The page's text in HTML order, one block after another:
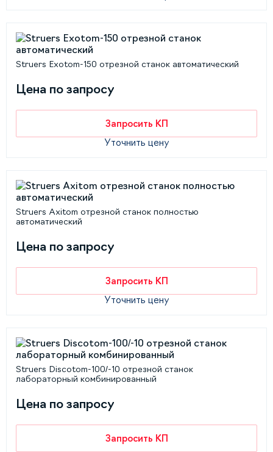
Struers Exotom-150 отрезной станок автоматический
Цена по запросу
Запросить КП
Уточнить цену
Struers Axitom отрезной станок полностью
автоматический
Цена по запросу
Запросить КП
Уточнить цену
Struers Discotom-100/-10 отрезной станок
лабораторный комбинированный
Цена по запросу
Запросить КП